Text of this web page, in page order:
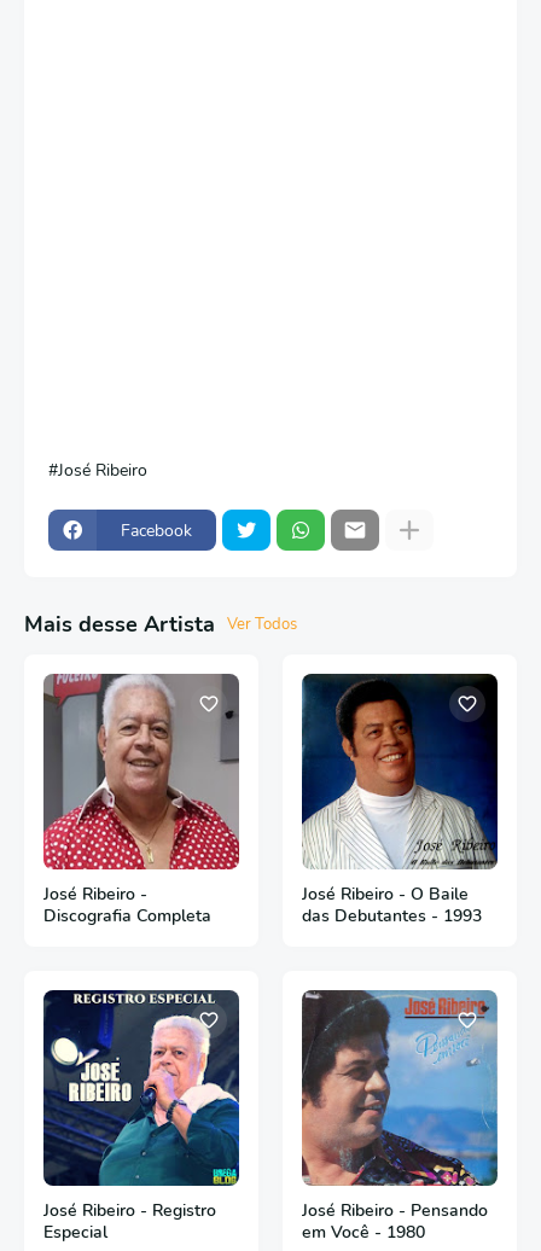
José Ribeiro
Facebook
Mais desse Artista Ver Todos
José Ribeiro -
Discografia Completa
José Ribeiro - O Baile
das Debutantes - 1993
José Ribeiro - Registro
Especial
José Ribeiro - Pensando
em Você - 1980